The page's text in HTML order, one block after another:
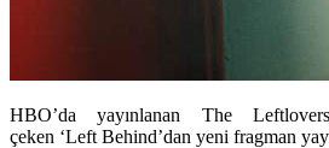
HBO’da yayınlanan The Leftlover
çeken ‘Left Behind’dan yeni fragman